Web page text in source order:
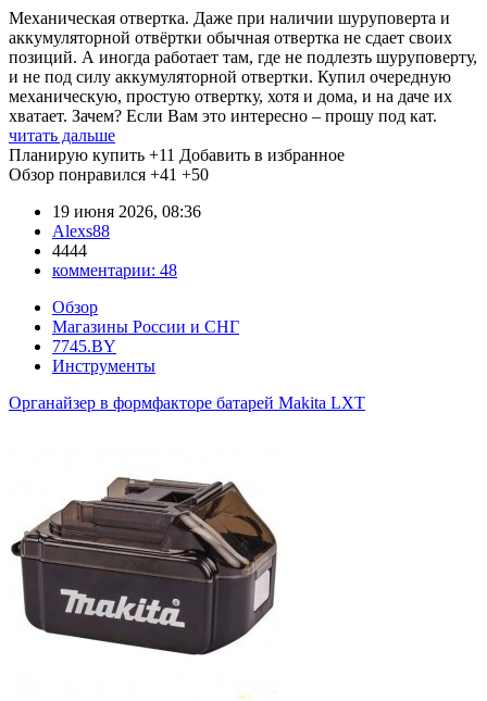
Механическая отвертка. Даже при наличии шуруповерта и
аккумуляторной отвёртки обычная отвертка не сдает своих
позиций. А иногда работает там, где не подлезть шуруповерту,
и не под силу аккумуляторной отвертки. Купил очередную
механическую, простую отвертку, хотя и дома, и на даче их
хватает. Зачем? Если Вам это интересно – прошу под кат.
читать дальше
Планирую купить +11 Добавить в избранное
Обзор понравился +41 +50
19 июня 2026, 08:36
Alexs88
4444
комментарии: 48
Обзор
Магазины России и СНГ
7745.BY
Инструменты
Органайзер в формфакторе батарей Makita LXT